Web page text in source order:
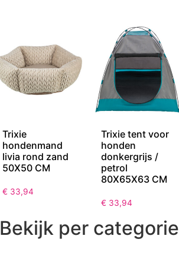
Trixie
hondenmand
livia rond zand
50X50 CM
€ 33,94
Trixie tent voor
honden
donkergrijs /
petrol
80X65X63 CM
€ 33,94
Bekijk per categorie